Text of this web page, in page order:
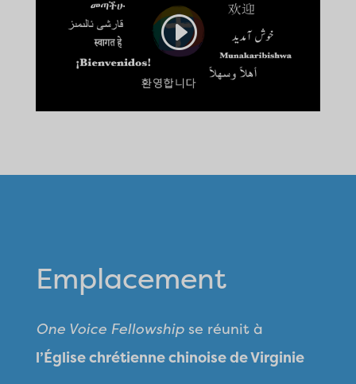
Emplacement
One Voice Fellowshipse réunit à
l’Église chrétienne chinoise de Virginie